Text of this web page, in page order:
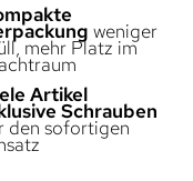
weniger
mehr Platz im
Artikel
Schrauben
den sofortigen